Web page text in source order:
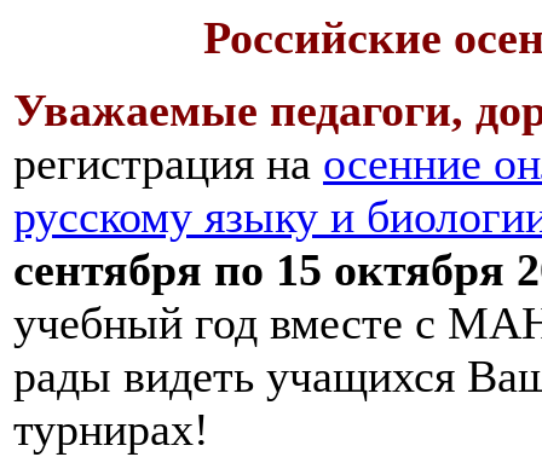
Российские
Уважаемые педагоги,
регистрация на осенние
русскому языку и
сентября по 15 октября
учебный год вместе с
рады видеть учащихся
турнирах!